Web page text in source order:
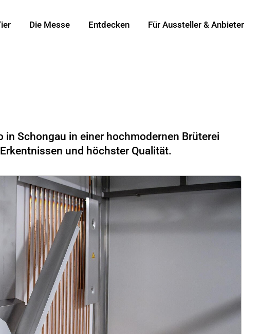
Die Messe Entdecken Für Aussteller & Anbieter
Schongau in einer hochmodernen Brüterei
und höchster Qualität.